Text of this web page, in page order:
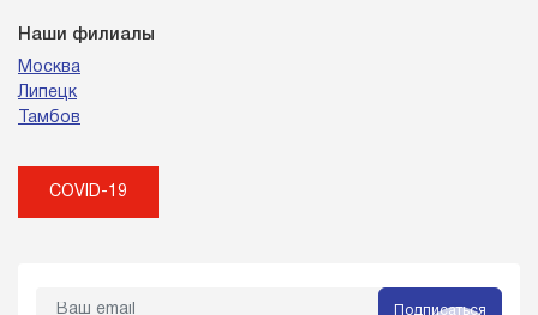
Наши филиалы
Москва
Липецк
Тамбов
COVID-19
Подписаться